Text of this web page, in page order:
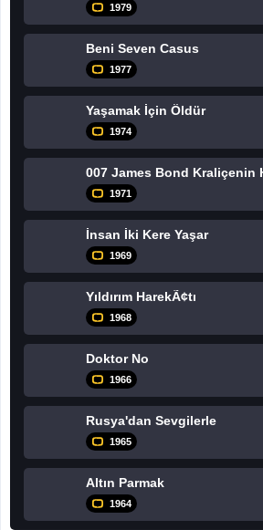
1979
Beni Seven Casus
1977
Yaşamak İçin Öldür
1974
007 James Bond Kraliçenin
1971
İnsan İki Kere Yaşar
1969
Yıldırım HarekÃ¢tı
1968
Doktor No
1966
Rusya'dan Sevgilerle
1965
Altın Parmak
1964